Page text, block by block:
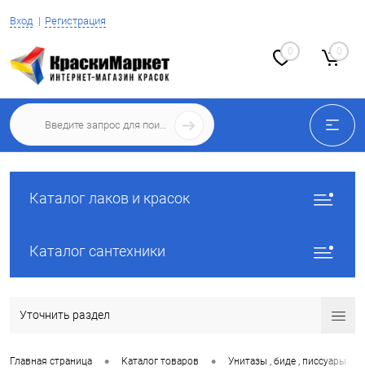
Вход Регистрация
0 0
Каталог лаков и красок
Каталог сантехники
Уточнить раздел
Главная страница • Каталог товаров • Унитазы , биде , писсуары